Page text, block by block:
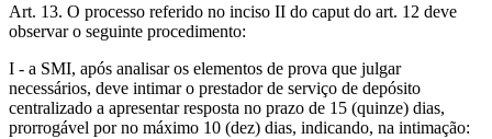
Art. 13. O processo referido no inciso II do caput do art. 12 deve
observar o seguinte procedimento:
I - a SMI, após analisar os elementos de prova que julgar
necessários, deve intimar o prestador de serviço de depósito
centralizado a apresentar resposta no prazo de 15 (quinze) dias,
prorrogável por no máximo 10 (dez) dias, indicando, na intimação: